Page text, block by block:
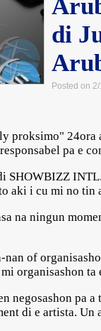
di
Posted on
proksimo"
pa e
SHOWBIZZ
i cu mi no tin
na ningun
of
organisashon ta
negosashon pa
di e artista.